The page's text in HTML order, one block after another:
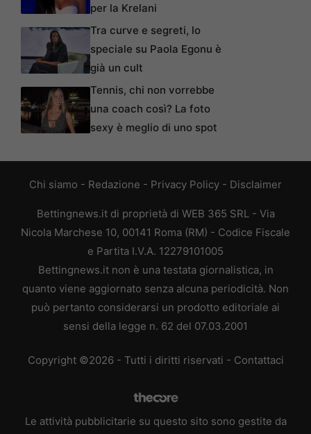
per la Krelani
Tra curve e segreti, lo
speciale su Paola Egonu è
già un cult
Tennis, chi non vorrebbe
una coach così? La foto
sexy è meglio di uno spot
Chi siamo - Redazione - Privacy Policy - Disclaimer
Bettingnews.it di proprietà di WEB 365 SRL - Via
Nicola Marchese 10, 00141 Roma (RM) - Codice Fiscale
e Partita I.V.A. 12279101005
Bettingnews.it non è una testata giornalistica, in
quanto viene aggiornato senza alcuna periodicità. Non
può pertanto considerarsi un prodotto editoriale ai
sensi della legge n. 62 del 07.03.2001
Copyright ©2026 - Tutti i diritti riservati - Contattaci
Le attività pubblicitarie su questo sito sono gestite da